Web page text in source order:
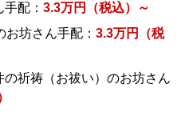
配： 3.3万円（税込）～
坊さん手配： 3.3万円（税
祈祷（お祓い）のお坊さん